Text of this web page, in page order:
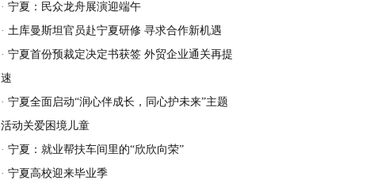
· 宁夏：民众龙舟展演迎端午
· 土库曼斯坦官员赴宁夏研修 寻求合作新机遇
· 宁夏首份预裁定决定书获签 外贸企业通关再提
速
· 宁夏全面启动“润心伴成长，同心护未来”主题
活动关爱困境儿童
· 宁夏：就业帮扶车间里的“欣欣向荣”
· 宁夏高校迎来毕业季